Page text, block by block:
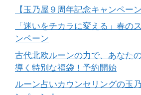
【玉乃屋９周年記念キャンペー
「迷いをチカラに変える」春の
ンペーン
古代北欧ルーンの力で、あなた
導く特別な福袋！予約開始
ルーン占いカウンセリングの玉